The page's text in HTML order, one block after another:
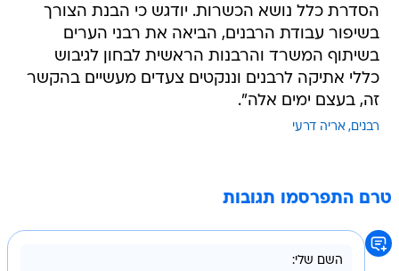
הסדרת כלל נושא הכשרות. יודגש כי הבנת הצורך
בשיפור עבודת הרבנים, הביאה את רבני הערים
בשיתוף המשרד והרבנות הראשית לבחון לגיבוש
כללי אתיקה לרבנים וננקטים צעדים מעשיים בהקשר
זה, בעצם ימים אלה".
רבנים אריה דרעי
טרם התפרסמו תגובות